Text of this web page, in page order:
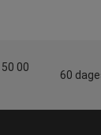
00
60